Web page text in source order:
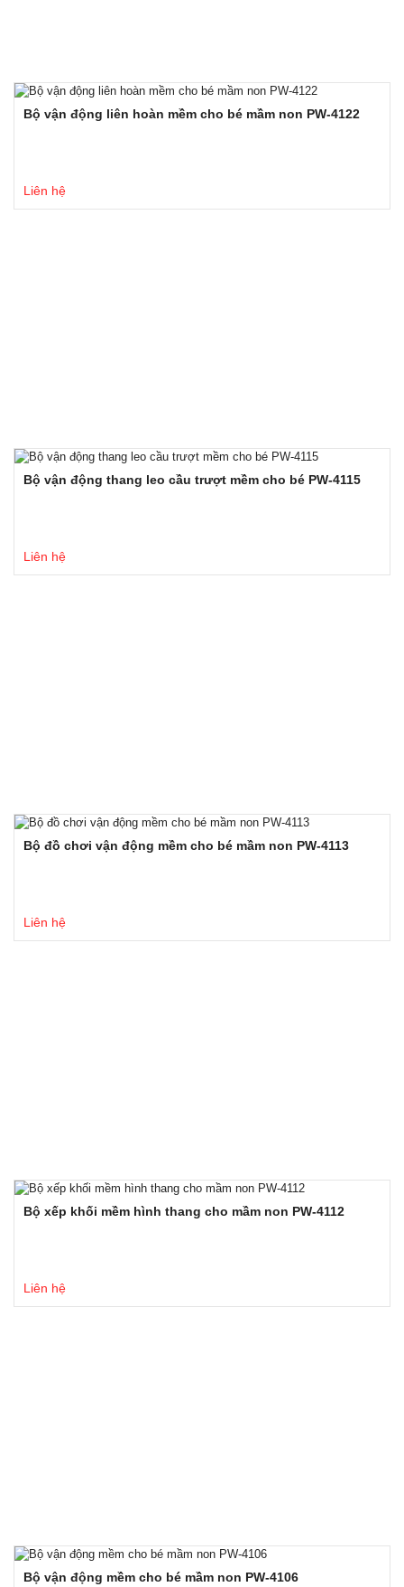
Bộ vận động liên hoàn mềm cho bé mầm non PW-4122
Liên hệ
Bộ vận động thang leo cầu trượt mềm cho bé PW-4115
Liên hệ
Bộ đồ chơi vận động mềm cho bé mầm non PW-4113
Liên hệ
Bộ xếp khối mềm hình thang cho mầm non PW-4112
Liên hệ
Bộ vận động mềm cho bé mầm non PW-4106